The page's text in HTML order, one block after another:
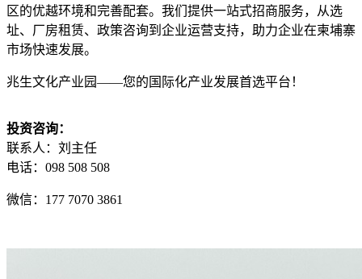
区的优越环境和完善配套。我们提供一站式招商服务，从选
址、厂房租赁、政策咨询到企业运营支持，助力企业在柬埔寨
市场快速发展。
兆生文化产业园——您的国际化产业发展首选平台！
投资咨询：
联系人：刘主任
电话：098 508 508
微信：177 7070 3861